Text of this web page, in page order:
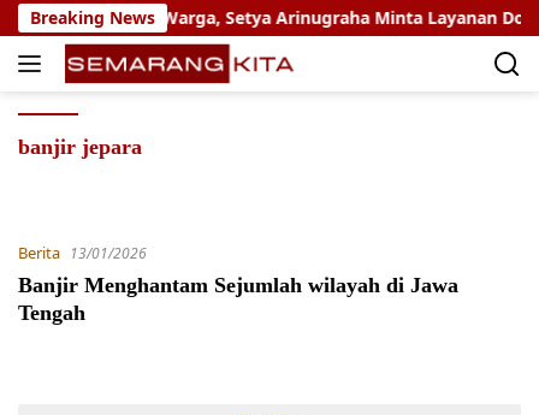
Skip
to
content
Breaking News
109 Ribu Warga, Setya Arinugraha Minta Layanan Dokter
banjir jepara
Berita 13/01/2026
Banjir Menghantam Sejumlah wilayah di Jawa
Tengah